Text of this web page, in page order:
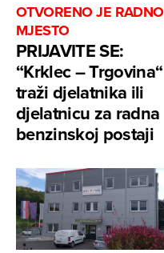
OTVORENO JE RADNO
MJESTO
PRIJAVITE SE:
“Krklec – Trgovina“
traži djelatnika ili
djelatnicu za radna
benzinskoj postaji